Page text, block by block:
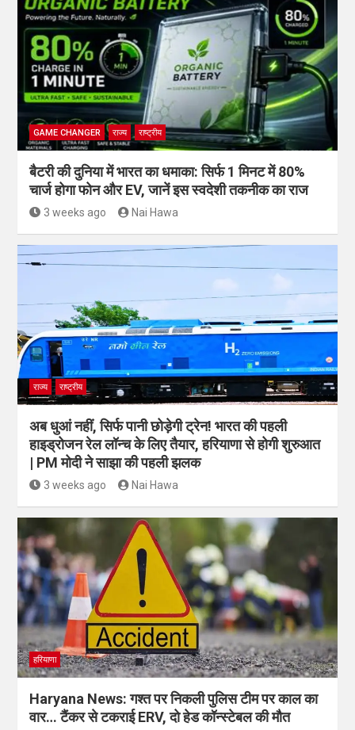
GAME CHANGER राज्य राष्ट्रीय
बैटरी की दुनिया में भारत का धमाका: सिर्फ 1 मिनट में 80%
चार्ज होगा फोन और EV, जानें इस स्वदेशी तकनीक का राज
3 weeks ago Nai Hawa
राज्य राष्ट्रीय
अब धुआं नहीं, सिर्फ पानी छोड़ेगी ट्रेन! भारत की पहली
हाइड्रोजन रेल लॉन्च के लिए तैयार, हरियाणा से होगी शुरुआत
| PM मोदी ने साझा की पहली झलक
3 weeks ago Nai Hawa
हरियाणा
Haryana News: गश्त पर निकली पुलिस टीम पर काल का
वार… टैंकर से टकराई ERV, दो हेड कॉन्स्टेबल की मौत